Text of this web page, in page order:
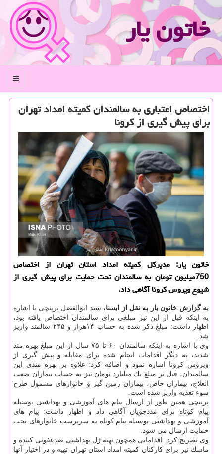
خاتون یار
منو
اختصاص اعتباری به سالمندان كمیته امداد تهران
برای پیش گیری از كرونا
خاتون یار: مدیركل كمیته امداد استان تهران از اختصاص
750میلیون تومان به سالمندان تحت حمایت برای پیش گیری از
شیوع ویروس كرونا آگاهی داد.
به گزارش خاتون یار به نقل از ایسنا، سید ابوالفضل پرپنچی با اشاره
به اینكه قبل از این نیز مبلغی برای سالمندان اختصاص یافته بود،
اظهار داشت: مبلغ ذكر شده به حساب ۱۴هزار و ۲۴۵ سالمند واریز
شد.
وی با اشاره به اینكه سالمندان ۶۰ تا ۷۵ سال از این مبلغ بهره مند
شدند، به دیگر اقدامات انجام شده برای مقابله و پیش گیری از
ویروس كرونا اشاره نمود و اضافه كرد: علاوه بر بهره مندی این
سالمندان، قبل تر مبلغ یك میلیارد تومان نیز به حساب بیماران صعب
العلاج، بیماران خاص، بیماران زمین گیر و خانوارهای مشمول طرح
سوء تعذیه واریز شده است.
پرپنچی همین طور از ارسال پیام های آموزشی و بهداشتی بوسیله
پیام كوتاه برای مددجویان آگاهی داد و اظهار داشت: پیام های
آموزشی و بهداشتی بوسیله پیام كوتاه به سرپرست خانوارهای تحت
حمایت ارسال می شود.
وی تصریح كرد: اقداماتی همچون تهیه ژل بهداشتی ضدعفونی كننده و
ماسك نیز برای كاركنان كمیته امداد استان تهران تهیه و در اختیار آنها